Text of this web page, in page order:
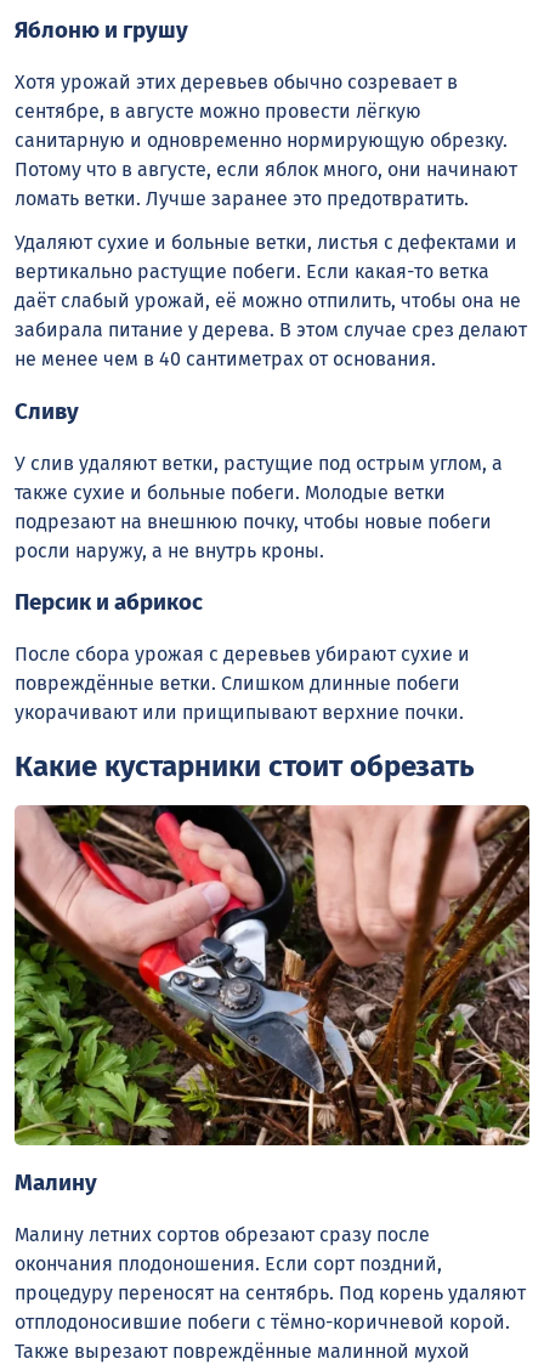
Яблоню и грушу
Хотя урожай этих деревьев обычно созревает в
сентябре, в августе можно провести лёгкую
санитарную и одновременно нормирующую обрезку.
Потому что в августе, если яблок много, они начинают
ломать ветки. Лучше заранее это предотвратить.
Удаляют сухие и больные ветки, листья с дефектами и
вертикально растущие побеги. Если какая-то ветка
даёт слабый урожай, её можно отпилить, чтобы она не
забирала питание у дерева. В этом случае срез делают
не менее чем в 40 сантиметрах от основания.
Сливу
У слив удаляют ветки, растущие под острым углом, а
также сухие и больные побеги. Молодые ветки
подрезают на внешнюю почку, чтобы новые побеги
росли наружу, а не внутрь кроны.
Персик и абрикос
После сбора урожая с деревьев убирают сухие и
повреждённые ветки. Слишком длинные побеги
укорачивают или прищипывают верхние почки.
Какие кустарники стоит обрезать
Малину
Малину летних сортов обрезают сразу после
окончания плодоношения. Если сорт поздний,
процедуру переносят на сентябрь. Под корень удаляют
отплодоносившие побеги с тёмно-коричневой корой.
Также вырезают повреждённые малинной мухой